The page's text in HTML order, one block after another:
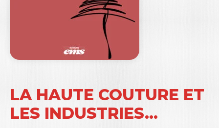
LA HAUTE COUTURE ET
LES INDUSTRIES…